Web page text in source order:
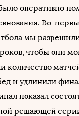
оперативно
Во-
мы
чтобы они
количество
и удлинили
показал
решающей